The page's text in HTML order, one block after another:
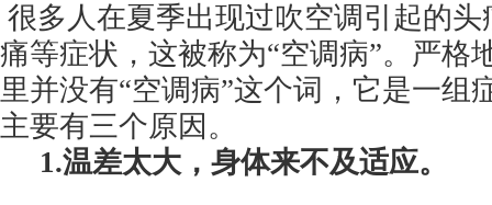
很多人在夏季出现过吹空调引起的
痛等症状，这被称为“空调病”。严格
里并没有“空调病”这个词，它是一组
主要有三个原因。
1.温差太大，身体来不及适应。